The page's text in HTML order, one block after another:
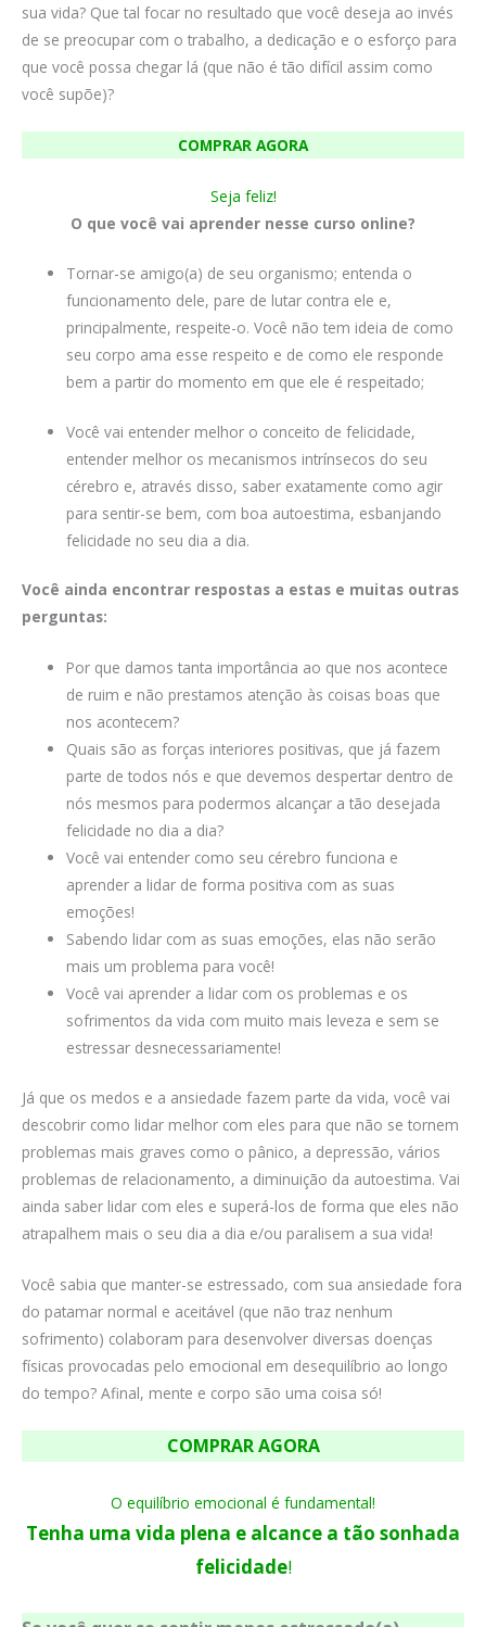
sua vida? Que tal focar no resultado que você deseja ao invés
de se preocupar com o trabalho, a dedicação e o esforço para
que você possa chegar lá (que não é tão difícil assim como
você supõe)?
COMPRAR AGORA
Seja feliz!
O que você vai aprender nesse curso online?
Tornar-se amigo(a) de seu organismo; entenda o
funcionamento dele, pare de lutar contra ele e,
principalmente, respeite-o. Você não tem ideia de como
seu corpo ama esse respeito e de como ele responde
bem a partir do momento em que ele é respeitado;
Você vai entender melhor o conceito de felicidade,
entender melhor os mecanismos intrínsecos do seu
cérebro e, através disso, saber exatamente como agir
para sentir-se bem, com boa autoestima, esbanjando
felicidade no seu dia a dia.
Você ainda encontrar respostas a estas e muitas outras
perguntas:
Por que damos tanta importância ao que nos acontece
de ruim e não prestamos atenção às coisas boas que
nos acontecem?
Quais são as forças interiores positivas, que já fazem
parte de todos nós e que devemos despertar dentro de
nós mesmos para podermos alcançar a tão desejada
felicidade no dia a dia?
Você vai entender como seu cérebro funciona e
aprender a lidar de forma positiva com as suas
emoções!
Sabendo lidar com as suas emoções, elas não serão
mais um problema para você!
Você vai aprender a lidar com os problemas e os
sofrimentos da vida com muito mais leveza e sem se
estressar desnecessariamente!
Já que os medos e a ansiedade fazem parte da vida, você vai
descobrir como lidar melhor com eles para que não se tornem
problemas mais graves como o pânico, a depressão, vários
problemas de relacionamento, a diminuição da autoestima. Vai
ainda saber lidar com eles e superá-los de forma que eles não
atrapalhem mais o seu dia a dia e/ou paralisem a sua vida!
Você sabia que manter-se estressado, com sua ansiedade fora
do patamar normal e aceitável (que não traz nenhum
sofrimento) colaboram para desenvolver diversas doenças
físicas provocadas pelo emocional em desequilíbrio ao longo
do tempo? Afinal, mente e corpo são uma coisa só!
COMPRAR AGORA
O equilíbrio emocional é fundamental!
Tenha uma vida plena e alcance a tão sonhada
felicidade!